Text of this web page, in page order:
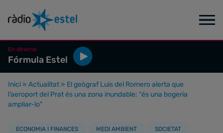
En directe
Fórmula Estel
Inici » Actualitat » El geògraf Luis del Romero alerta que
l’aeroport del Prat és una zona inundable: “és una bogeria
ampliar-lo"
ECONOMIA I FINANCES MEDI AMBIENT SOCIETAT